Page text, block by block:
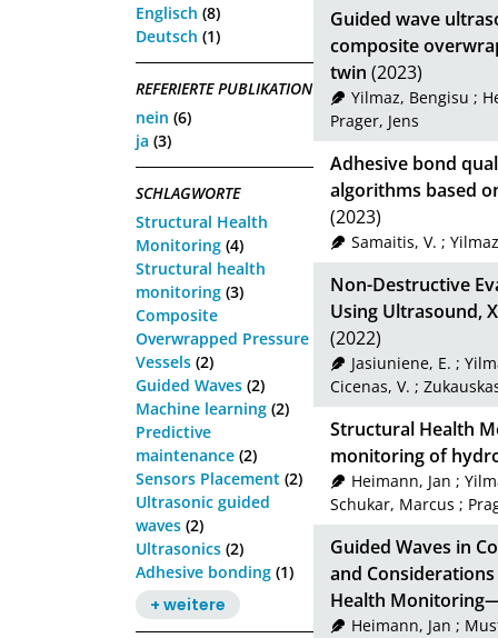
Englisch (8)
Deutsch (1)
REFERIERTE PUBLIKATION
nein (6)
ja (3)
SCHLAGWORTE
Structural Health
Monitoring (4)
Structural health
monitoring (3)
Composite
Overwrapped Pressure
Vessels (2)
Guided Waves (2)
Machine learning (2)
Predictive
maintenance (2)
Sensors Placement (2)
Ultrasonic guided
waves (2)
Ultrasonics (2)
Adhesive bonding (1)
+ weitere
Guided wave
composite
twin (2023)
Yilmaz, Bengisu ;
Prager, Jens
Adhesive bond
algorithms based
(2023)
Samaitis, V. ;
Non-Destructive
Using Ultrasound,
(2022)
Jasiuniene, E. ;
Cicenas, V. ;
Structural Health
monitoring of
Heimann, Jan ;
Schukar, Marcus ;
Guided Waves in
and
Health
Heimann, Jan ;